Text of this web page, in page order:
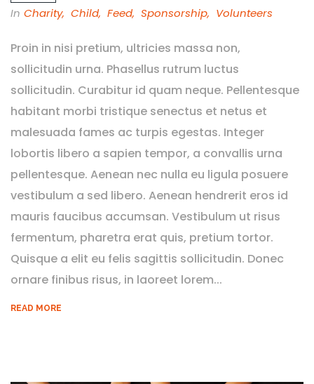
In Charity, Child, Feed, Sponsorship, Volunteers
Proin in nisi pretium, ultricies massa non,
sollicitudin urna. Phasellus rutrum luctus
sollicitudin. Curabitur id quam neque. Pellentesque
habitant morbi tristique senectus et netus et
malesuada fames ac turpis egestas. Integer
lobortis libero a sapien tempor, a convallis urna
pellentesque. Aenean nec nulla eu ligula posuere
vestibulum a sed libero. Aenean hendrerit eros id
mauris faucibus accumsan. Vestibulum ut risus
fermentum, pharetra erat quis, pretium tortor.
Quisque a elit eu felis sagittis sollicitudin. Donec
ornare finibus risus, in laoreet lorem...
READ MORE